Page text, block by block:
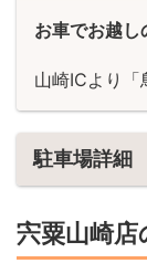
お車でお越し
山崎ICより
駐車場詳細
宍粟山崎